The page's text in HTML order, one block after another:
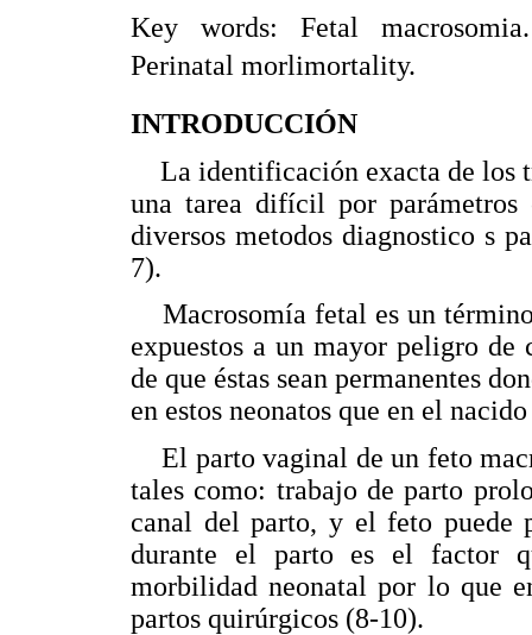
Key words: Fetal
Perinatal morlimortality.
INTRODUCCIÓN
La identificación exacta de los
una tarea difícil por
diversos metodos diagnostico s
7).
Macrosomía fetal es un
expuestos a un mayor peligro
de que éstas sean permanentes
en estos neonatos que en el
El parto vaginal de un feto
tales como: trabajo de parto
canal del parto, y el feto puede
durante el parto es el factor
morbilidad neonatal por lo que
partos quirúrgicos (8-10).